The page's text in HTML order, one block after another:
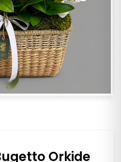
Orkide